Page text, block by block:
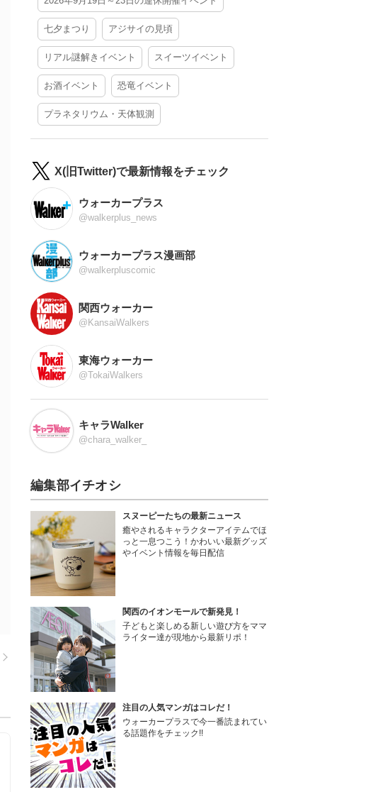
七夕まつり アジサイの見頃
リアル謎解きイベント スイーツイベント
お酒イベント 恐竜イベント
プラネタリウム・天体観測
X(旧Twitter)で最新情報をチェック
ウォーカープラス
@walkerplus_news
ウォーカープラス漫画部
@walkerpluscomic
関西ウォーカー
@KansaiWalkers
東海ウォーカー
@TokaiWalkers
キャラWalker
@chara_walker_
編集部イチオシ
スヌーピーたちの最新ニュース
癒やされるキャラクターアイテムでほ
っと一息つこう！かわいい最新グッズ
やイベント情報を毎日配信
関西のイオンモールで新発見！
子どもと楽しめる新しい遊び方をママ
ライター達が現地から最新リポ！
注目の人気マンガはコレだ！
ウォーカープラスで今一番読まれてい
る話題作をチェック!!